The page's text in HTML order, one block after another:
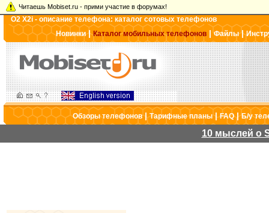
Читаешь Mobiset.ru - прими участие в форумах!
O2 X2i - описание телефона: каталог сотовых телефонов
Новинки|Каталог мобильных телефонов |Файлы|
Обзоры телефонов|Тарифные планы|FAQ|Б/у
10 мыслей о